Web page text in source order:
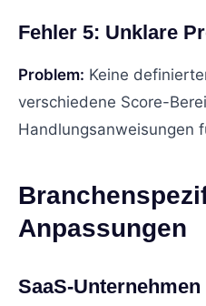
Fehler 5: Unklare
Problem: Keine
verschiedene Score-
Handlungsanweisungen
Anpassungen
SaaS-Unternehmen